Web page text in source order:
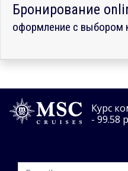
Бронирование
оформление с выбором
Курс
- 99.58